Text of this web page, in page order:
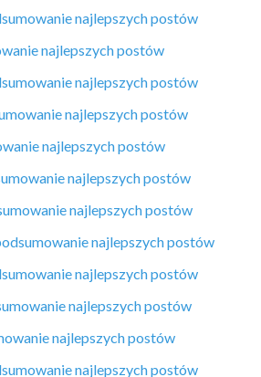
najlepszych postów
najlepszych postów
najlepszych postów
najlepszych postów
najlepszych postów
najlepszych postów
najlepszych postów
najlepszych postów
najlepszych postów
najlepszych postów
najlepszych postów
najlepszych postów